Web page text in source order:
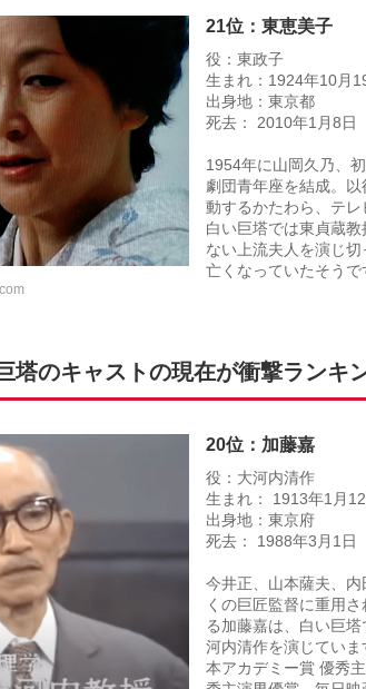
21位：東恵美子
役：東政子
生まれ：1924年10月
出身地：東京都
死去： 2010年1月8日
1954年に山岡久乃、
劇団青年座を結成。
動するかたわら、テレ
白い巨塔では東貞蔵
ない上流夫人を演じ
亡くなっていたそうで
塔のキャストの現在が衝撃ランキ
20位：加藤嘉
役：大河内清作
生まれ： 1913年1月
出身地：東京府
死去： 1988年3月1日
今井正、山本薩夫、
くの巨匠監督に重用
る加藤嘉は、白い巨
河内清作を演じてい
本アカデミー賞 優秀